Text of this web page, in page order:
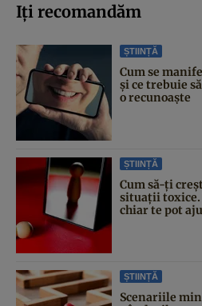
Iți recomandăm
ȘTIINȚĂ
Cum se
și ce trebuie
o recunoaște
ȘTIINȚĂ
Cum să-ți
situații toxice.
chiar te pot
ȘTIINȚĂ
Scenariile